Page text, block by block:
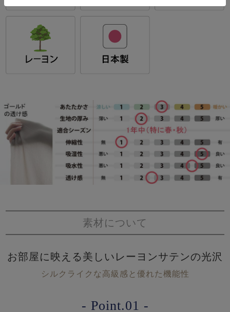
素材について
お部屋に映える美しいレーヨンサテンの光沢
シルクライクな高級感と優れた機能性
- Point.01 -